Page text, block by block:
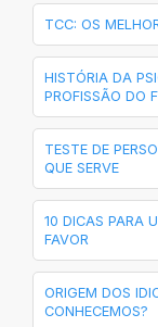
TCC: OS
HISTÓRIA DA
PROFISSÃO DO
TESTE DE
QUE SERVE
10 DICAS PARA
FAVOR
ORIGEM DOS
CONHECEMOS?